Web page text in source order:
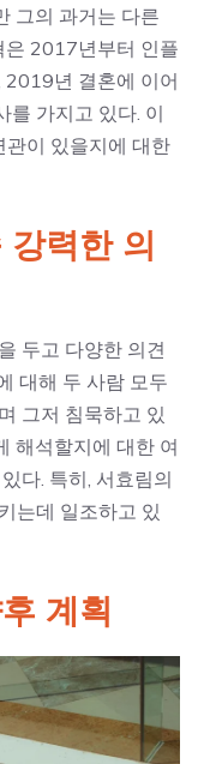
그의 과거는 다른
은 2017년부터 인플
2019년 결혼에 이어
를 가지고 있다. 이
이 있을지에 대한
력한 의
두고 다양한 의견
대해 두 사람 모두
그저 침묵하고 있
해석할지에 대한 여
다. 특히, 서효림의
는데 일조하고 있
계획